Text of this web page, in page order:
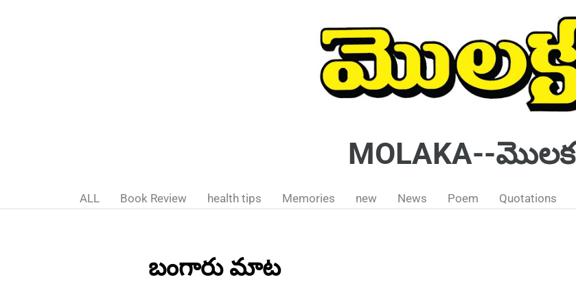
MOLAKA--మొలక
ALL Book Review health tips Memories new News Poem Quotations
బంగారు మాట